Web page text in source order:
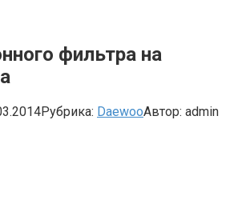
фильтра на
Рубрика: DaewooАвтор: admin